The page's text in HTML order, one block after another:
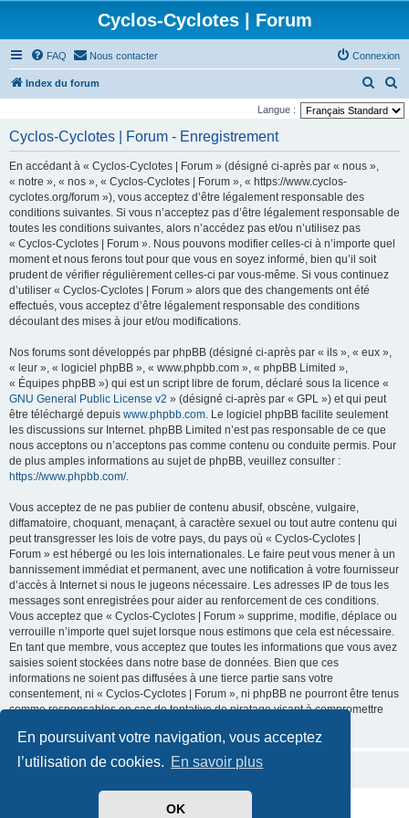
En poursuivant votre navigation, vous acceptez
l’utilisation de cookies. En savoir plus
OK
Cyclos-Cyclotes | Forum
FAQ Nous contacter Connexion
Index du forum
e
e
e
c
r
Langue :
Cyclos-Cyclotes | Forum - Enregistrement
En accédant à « Cyclos-Cyclotes | Forum » (désigné ci-après par « nous »,
« notre », « nos », « Cyclos-Cyclotes | Forum », « https://www.cyclos-
cyclotes.org/forum »), vous acceptez d’être légalement responsable des
conditions suivantes. Si vous n’acceptez pas d’être légalement responsable de
toutes les conditions suivantes, alors n’accédez pas et/ou n’utilisez pas
« Cyclos-Cyclotes | Forum ». Nous pouvons modifier celles-ci à n’importe quel
moment et nous ferons tout pour que vous en soyez informé, bien qu’il soit
prudent de vérifier régulièrement celles-ci par vous-même. Si vous continuez
d’utiliser « Cyclos-Cyclotes | Forum » alors que des changements ont été
effectués, vous acceptez d’être légalement responsable des conditions
découlant des mises à jour et/ou modifications.
Nos forums sont développés par phpBB (désigné ci-après par « ils », « eux »,
« leur », « logiciel phpBB », « www.phpbb.com », « phpBB Limited »,
« Équipes phpBB ») qui est un script libre de forum, déclaré sous la licence «
GNU General Public License v2 » (désigné ci-après par « GPL ») et qui peut
être téléchargé depuis www.phpbb.com. Le logiciel phpBB facilite seulement
les discussions sur Internet. phpBB Limited n’est pas responsable de ce que
nous acceptons ou n’acceptons pas comme contenu ou conduite permis. Pour
de plus amples informations au sujet de phpBB, veuillez consulter :
https://www.phpbb.com/.
Vous acceptez de ne pas publier de contenu abusif, obscène, vulgaire,
diffamatoire, choquant, menaçant, à caractère sexuel ou tout autre contenu qui
peut transgresser les lois de votre pays, du pays où « Cyclos-Cyclotes |
Forum » est hébergé ou les lois internationales. Le faire peut vous mener à un
bannissement immédiat et permanent, avec une notification à votre fournisseur
d’accès à Internet si nous le jugeons nécessaire. Les adresses IP de tous les
messages sont enregistrées pour aider au renforcement de ces conditions.
Vous acceptez que « Cyclos-Cyclotes | Forum » supprime, modifie, déplace ou
verrouille n’importe quel sujet lorsque nous estimons que cela est nécessaire.
En tant que membre, vous acceptez que toutes les informations que vous avez
saisies soient stockées dans notre base de données. Bien que ces
informations ne soient pas diffusées à une tierce partie sans votre
consentement, ni « Cyclos-Cyclotes | Forum », ni phpBB ne pourront être tenus
comme responsables en cas de tentative de piratage visant à compromettre
phpBB ® Forum Software © phpBB Limited